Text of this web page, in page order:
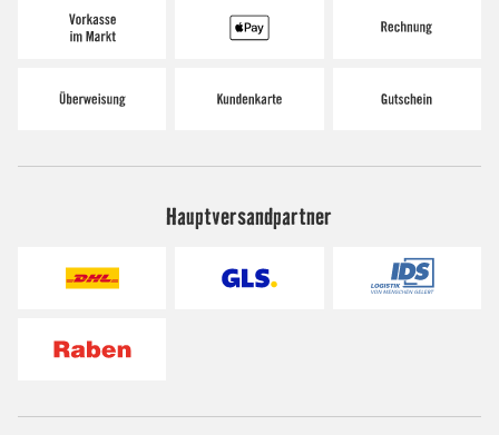
Hauptversandpartner